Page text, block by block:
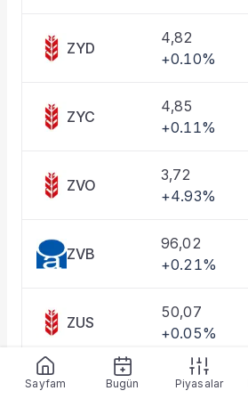
Fiyat Endeks Değişimi
ZYD
4,82
+0.10%
ZYC
4,85
+0.11%
ZVO
3,72
+4.93%
ZVB
96,02
+0.21%
ZUS
50,07
+0.05%
5,08
Sayfam Bugün Piyasalar